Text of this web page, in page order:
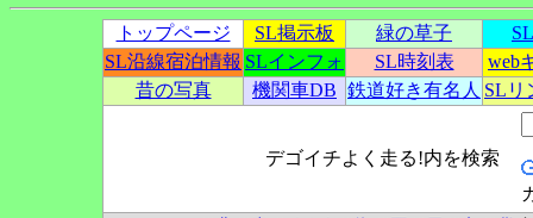
トップページ SL掲示板 緑の草子
SL沿線宿泊情報 SLインフォ SL時刻表
web
昔の写真
機関車DB 鉄道好き有名人 SLリ
デゴイチよく走る!内を検索